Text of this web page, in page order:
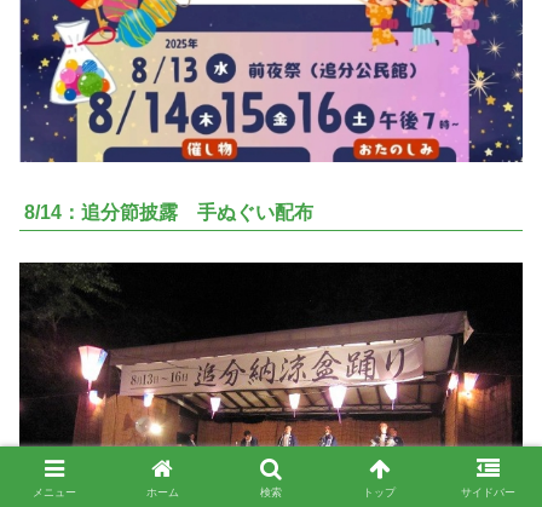
8/14：追分節披露 手ぬぐい配布
メニュー ホーム 検索 トップ サイドバー